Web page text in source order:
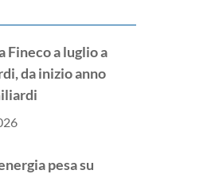
Fineco a luglio a
da inizio anno
pesa su